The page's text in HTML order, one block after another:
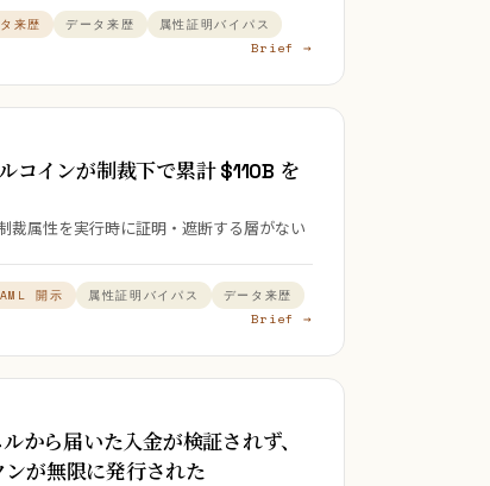
来歴 データ来歴 属性証明バイパス
Brief →
コインが制裁下で累計 $110B を
裁属性を実行時に証明・遮断する層がない
開示 属性証明バイパス データ来歴
Brief →
ら届いた入金が検証されず、
が無限に発行された